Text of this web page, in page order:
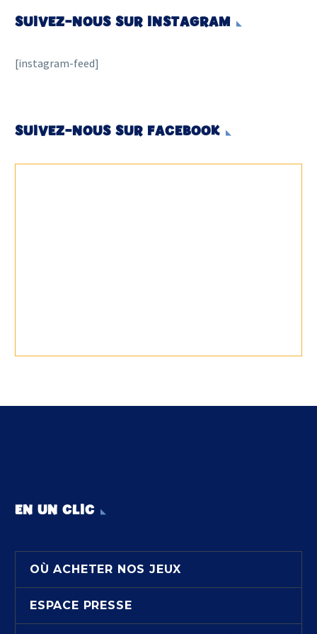
SUIVEZ-NOUS SUR INSTAGRAM
[instagram-feed]
SUIVEZ-NOUS SUR FACEBOOK
EN UN CLIC
OÙ ACHETER NOS JEUX
ESPACE PRESSE